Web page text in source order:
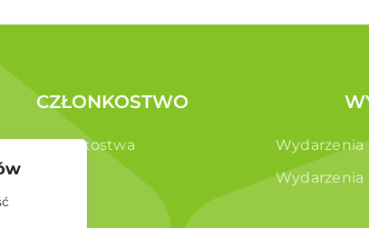
CZŁONKOSTWO
członkostwa
Wydarzenia